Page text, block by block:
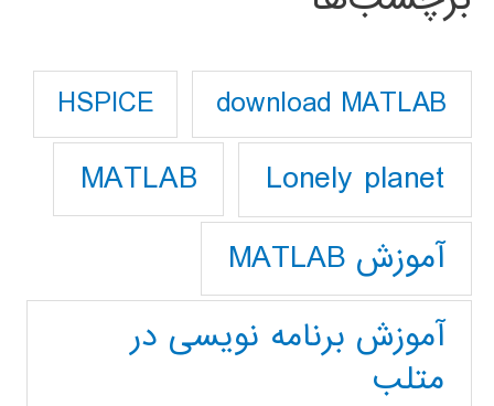
download MATLAB
HSPICE
Lonely planet
MATLAB
آموزش MATLAB
آموزش برنامه نویسی در
متلب